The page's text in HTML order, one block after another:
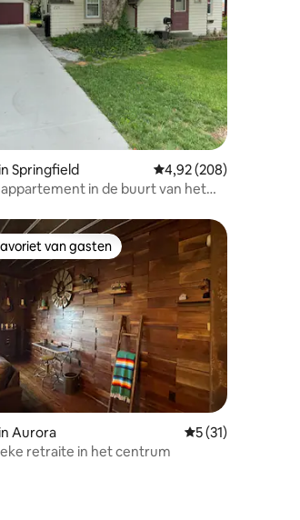
van 4,9 uit 5, 230 recensies
Springfield Gemiddelde
4,92 (208)
in de buurt van het
van 5 uit 5, 11 recensies
van gasten
van gasten
Aurora Gemiddelde
5 (31)
retraite in het centrum